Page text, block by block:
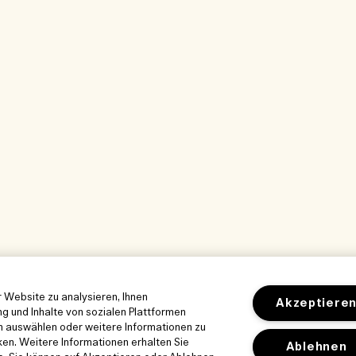
zu analysieren, Ihnen
und Inhalte von sozialen Plattformen
auswählen oder weitere Informationen zu
Weitere Informationen erhalten Sie
Ablehnen